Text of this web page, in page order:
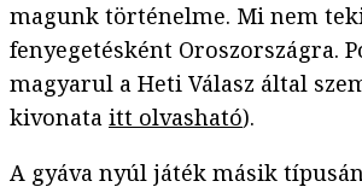
magunk történelme. Mi nem
fenyegetésként Oroszországra.
magyarul a Heti Válasz által
kivonata itt olvasható).
A gyáva nyúl játék másik